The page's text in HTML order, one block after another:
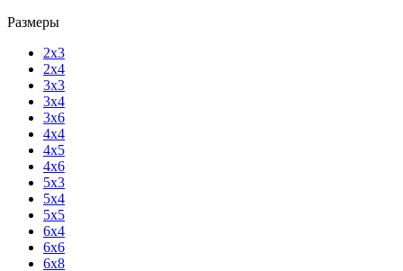
Размеры
2x3
2x4
3x3
3x4
3x6
4x4
4x5
4x6
5x3
5x4
5x5
6x4
6x6
6x8